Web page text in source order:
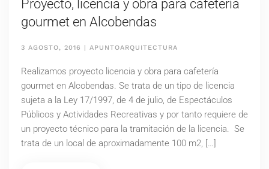
Proyecto, licencia y obra para cafetería
gourmet en Alcobendas
3 AGOSTO, 2016 | APUNTOARQUITECTURA
Realizamos proyecto licencia y obra para cafetería
gourmet en Alcobendas. Se trata de un tipo de licencia
sujeta a la Ley 17/1997, de 4 de julio, de Espectáculos
Públicos y Actividades Recreativas y por tanto requiere de
un proyecto técnico para la tramitación de la licencia. Se
trata de un local de aproximadamente 100 m2, […]